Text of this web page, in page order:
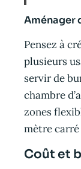
Aménager
Pensez à
plusieurs
servir de
chambre
zones
mètre
Coût et